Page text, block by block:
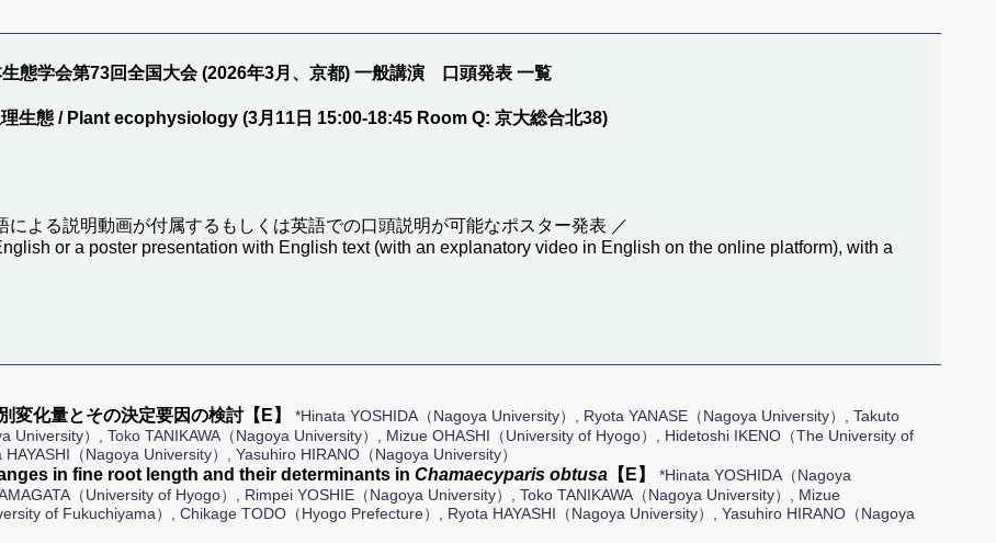
生態学会第73回全国大会 (2026年3月、京都) 一般講演 口頭発表 一覧
生態 / Plant ecophysiology (3月11日 15:00-18:45 Room Q: 京大総合北38)
による説明動画が付属するもしくは英語での口頭説明が可能なポスター発表 ／
or a poster presentation with English text (with an explanatory video in English on the online platform), with a
変化量とその決定要因の検討【E】
*Hinata YOSHIDA（Nagoya University）, Ryota YANASE（Nagoya University）, Takuto
University）, Toko TANIKAWA（Nagoya University）, Mizue OHASHI（University of Hyogo）, Hidetoshi IKENO（The University of
（Nagoya University）, Yasuhiro HIRANO（Nagoya University）
in fine root length and their determinants in Chamaecyparis obtusa 【E】
*Hinata YOSHIDA（Nagoya
（University of Hyogo）, Rimpei YOSHIE（Nagoya University）, Toko TANIKAWA（Nagoya University）, Mizue
of Fukuchiyama）, Chikage TODO（Hyogo Prefecture）, Ryota HAYASHI（Nagoya University）, Yasuhiro HIRANO（Nagoya